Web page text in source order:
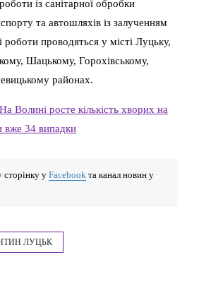
із санітарної обробки
та автошляхів із залученням
роботи проводяться у місті Луцьку,
Шацькому, Горохівському,
районах.
На Волині росте кількість хворих на
вже 34 випадки
сторінку у Facebook та канал новин у
ЛУЦЬК